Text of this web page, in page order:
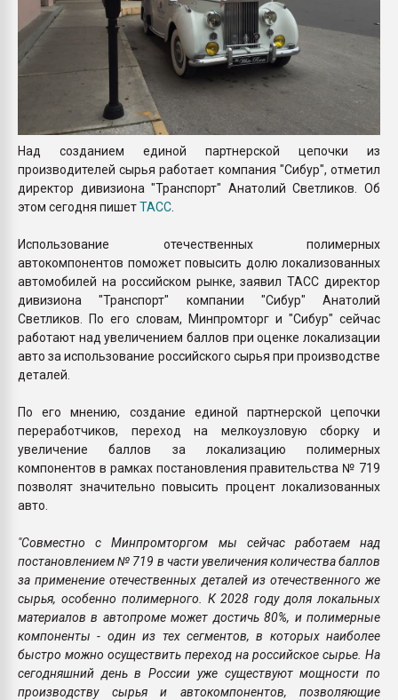
Над созданием единой партнерской цепочки из
производителей сырья работает компания "Сибур", отметил
директор дивизиона "Транспорт" Анатолий Светликов. Об
этом сегодня пишетТАСС
Использование отечественных полимерных
автокомпонентов поможет повысить долю локализованных
автомобилей на российском рынке, заявил ТАСС директор
дивизиона "Транспорт" компании "Сибур" Анатолий
Светликов. По его словам, Минпромторг и "Сибур" сейчас
работают над увеличением баллов при оценке локализации
авто за использование российского сырья при производстве
деталей.
По его мнению, создание единой партнерской цепочки
переработчиков, переход на мелкоузловую сборку и
увеличение баллов за локализацию полимерных
компонентов в рамках постановления правительства № 719
позволят значительно повысить процент локализованных
авто.
"Совместно с Минпромторгом мы сейчас работаем над
постановлением № 719 в части увеличения количества баллов
за применение отечественных деталей из отечественного же
сырья, особенно полимерного. К 2028 году доля локальных
материалов в автопроме может достичь 80%, и полимерные
компоненты - один из тех сегментов, в которых наиболее
быстро можно осуществить переход на российское сырье. На
сегодняшний день в России уже существуют мощности по
производству сырья и автокомпонентов, позволяющие